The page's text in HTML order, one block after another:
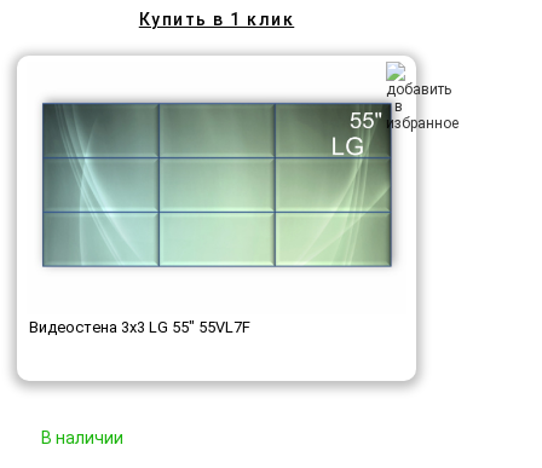
Купить в 1 клик
Видеостена 3x3 LG 55" 55VL7F
В наличии